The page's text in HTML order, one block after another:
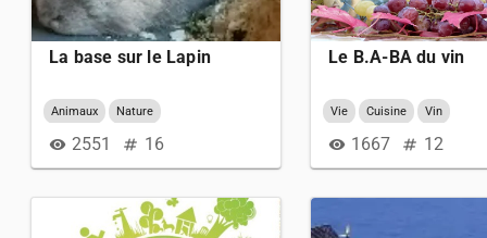
La base sur le Lapin
Animaux Nature
visibility 2551 numbers 16
Le B.A-BA du vin
Vie Cuisine Vin
visibility 1667 numbers 12